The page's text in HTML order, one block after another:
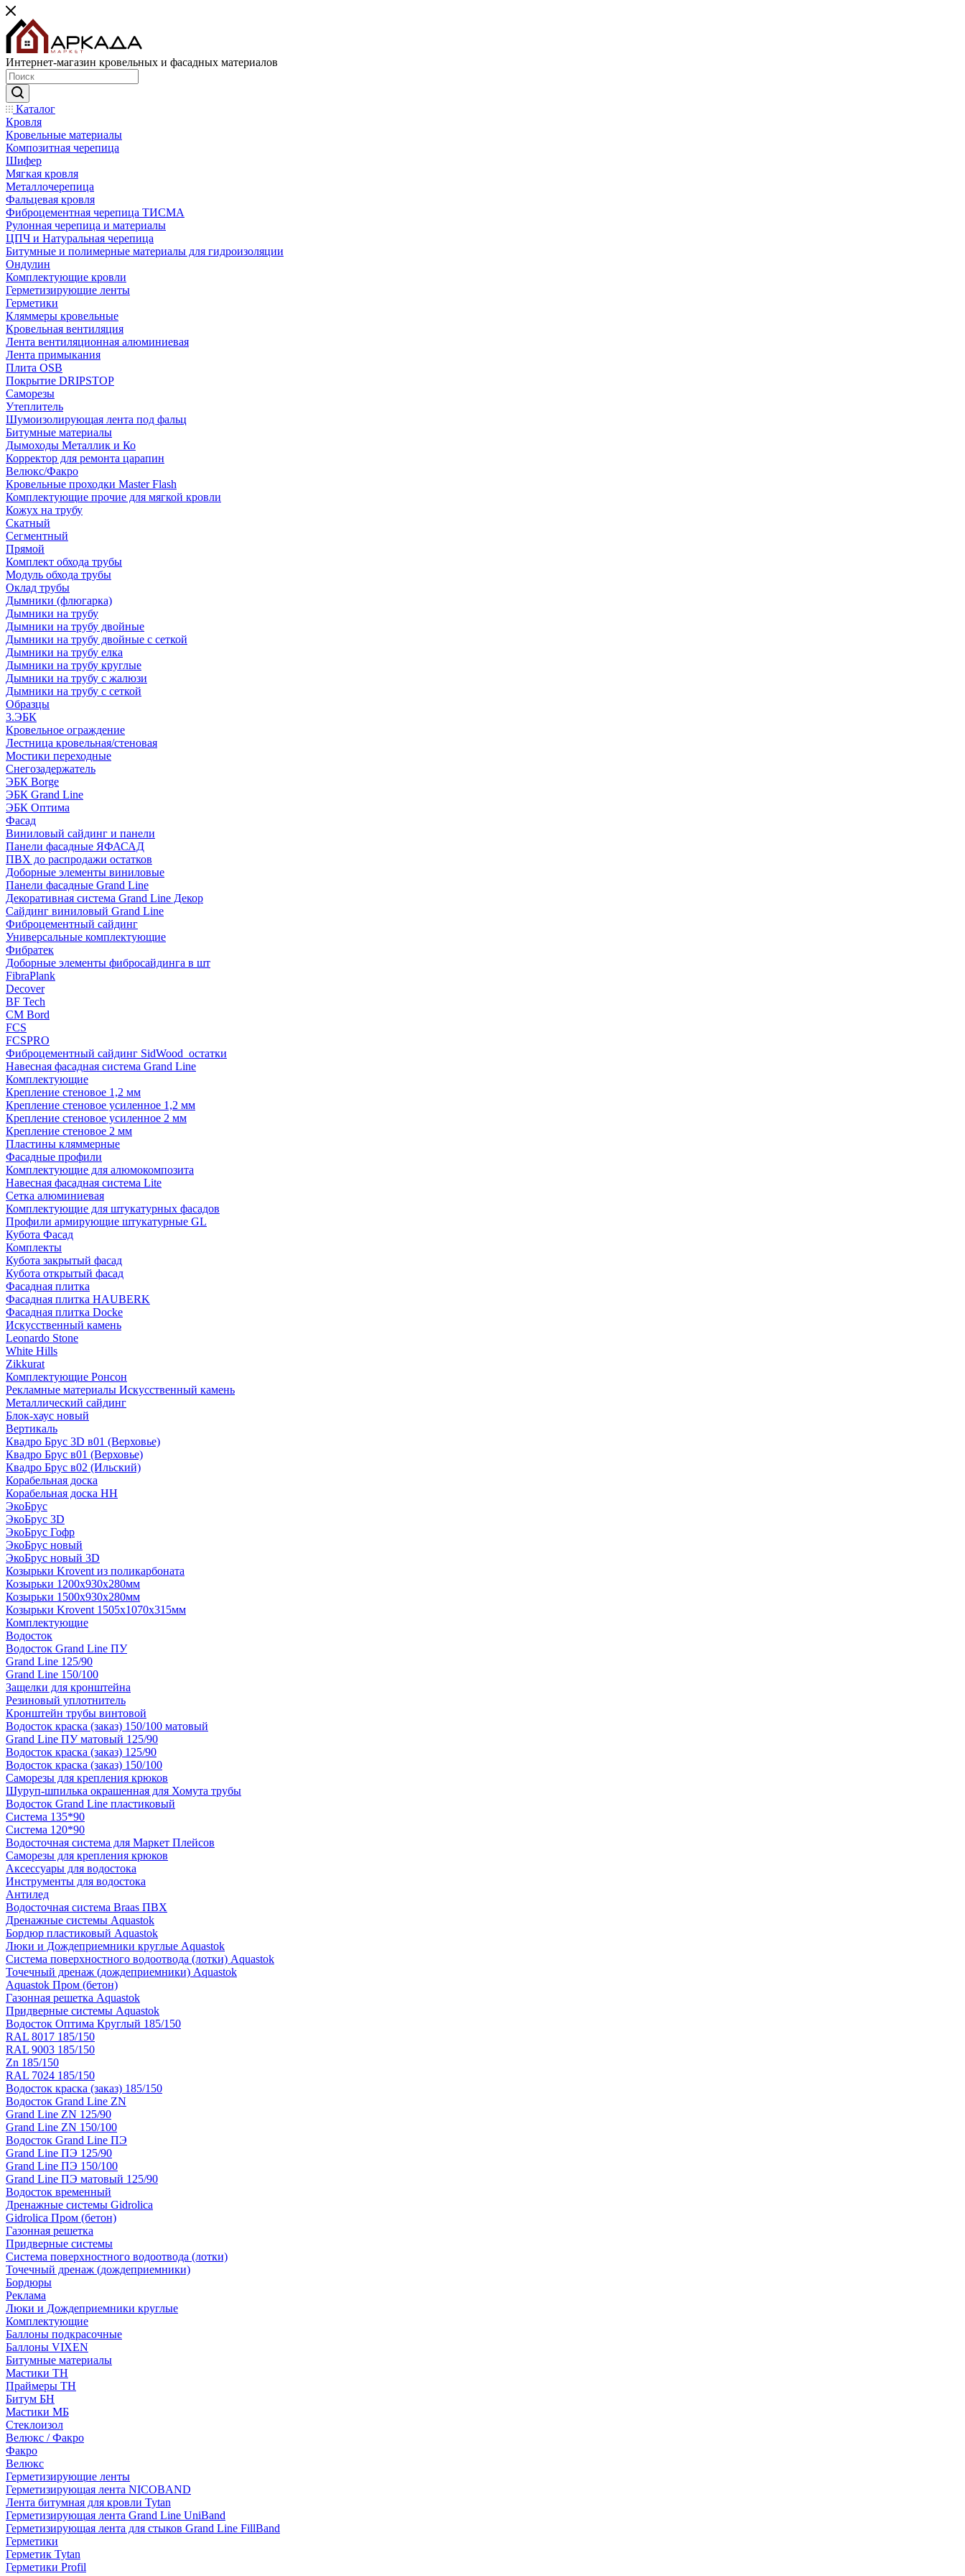
Интернет-магазин кровельных и фасадных материалов
Каталог
Кровля
Кровельные материалы
Композитная черепица
Шифер
Мягкая кровля
Металлочерепица
Фальцевая кровля
Фиброцементная черепица ТИСМА
Рулонная черепица и материалы
ЦПЧ и Натуральная черепица
Битумные и полимерные материалы для гидроизоляции
Ондулин
Комплектующие кровли
Герметизирующие ленты
Герметики
Кляммеры кровельные
Кровельная вентиляция
Лента вентиляционная алюминиевая
Лента примыкания
Плита OSB
Покрытие DRIPSTOP
Саморезы
Утеплитель
Шумоизолирующая лента под фальц
Битумные материалы
Дымоходы Металлик и Ко
Корректор для ремонта царапин
Велюкс/Факро
Кровельные проходки Master Flash
Комплектующие прочие для мягкой кровли
Кожух на трубу
Скатный
Сегментный
Прямой
Комплект обхода трубы
Модуль обхода трубы
Оклад трубы
Дымники (флюгарка)
Дымники на трубу
Дымники на трубу двoйные
Дымники на трубу двoйные с сеткой
Дымники на трубу елка
Дымники на трубу круглые
Дымники на трубу с жалюзи
Дымники на трубу с сеткой
Образцы
3.ЭБК
Кровельное ограждение
Лестница кровельная/стеновая
Мостики переходные
Снегозадержатель
ЭБК Borge
ЭБК Grand Line
ЭБК Оптима
Фасад
Виниловый сайдинг и панели
Панели фасадные ЯФАСАД
ПВХ до распродажи остатков
Доборные элементы виниловые
Панели фасадные Grand Line
Декоративная система Grand Line Декор
Сайдинг виниловый Grand Line
Фиброцементный сайдинг
Универсальные комплектующие
Фибратек
Доборные элементы фибросайдинга в шт
FibraPlank
Decover
BF Tech
CM Bord
FCS
FCSPRO
Фиброцементный сайдинг SidWood_остатки
Навесная фасадная система Grand Line
Комплектующие
Крепление стеновое 1,2 мм
Крепление стеновое усиленное 1,2 мм
Крепление стеновое усиленное 2 мм
Крепление стеновое 2 мм
Пластины кляммерные
Фасадные профили
Комплектующие для алюмокомпозита
Навесная фасадная система Lite
Сетка алюминиевая
Комплектующие для штукатурных фасадов
Профили армирующие штукатурные GL
Кубота Фасад
Комплекты
Кубота закрытый фасад
Кубота открытый фасад
Фасадная плитка
Фасадная плитка HAUBERK
Фасадная плитка Docke
Искусственный камень
Leonardo Stone
White Hills
Zikkurat
Комплектующие Ронсон
Рекламные материалы Искусственный камень
Металлический сайдинг
Блок-хаус новый
Вертикаль
Квадро Брус 3D в01 (Верховье)
Квадро Брус в01 (Верховье)
Квадро Брус в02 (Ильский)
Корабельная доска
Корабельная доска НН
ЭкоБрус
ЭкоБрус 3D
ЭкоБрус Гофр
ЭкоБрус новый
ЭкоБрус новый 3D
Козырьки Krovent из поликарбоната
Козырьки 1200х930х280мм
Козырьки 1500х930х280мм
Козырьки Krovent 1505х1070х315мм
Комплектующие
Водосток
Водосток Grand Line ПУ
Grand Line 125/90
Grand Line 150/100
Защелки для кронштейна
Резиновый уплотнитель
Кронштейн трубы винтовой
Водосток краска (заказ) 150/100 матовый
Grand Line ПУ матовый 125/90
Водосток краска (заказ) 125/90
Водосток краска (заказ) 150/100
Саморезы для крепления крюков
Шуруп-шпилька окрашенная для Хомута трубы
Водосток Grand Line пластиковый
Система 135*90
Система 120*90
Водосточная система для Маркет Плейсов
Саморезы для крепления крюков
Аксессуары для водостока
Инструменты для водостока
Антилед
Водосточная система Braas ПВХ
Дренажные системы Aquastok
Бордюр пластиковый Aquastok
Люки и Дождеприемники круглые Aquastok
Система поверхностного водоотвода (лотки) Aquastok
Точечный дренаж (дождеприемники) Aquastok
Aquastok Пром (бетон)
Газонная решетка Aquastok
Придверные системы Aquastok
Водосток Оптима Круглый 185/150
RAL 8017 185/150
RAL 9003 185/150
Zn 185/150
RAL 7024 185/150
Водосток краска (заказ) 185/150
Водосток Grand Line ZN
Grand Line ZN 125/90
Grand Line ZN 150/100
Водосток Grand Line ПЭ
Grand Line ПЭ 125/90
Grand Line ПЭ 150/100
Grand Line ПЭ матовый 125/90
Водосток временный
Дренажные системы Gidrolica
Gidrolica Пром (бетон)
Газонная решетка
Придверные системы
Система поверхностного водоотвода (лотки)
Точечный дренаж (дождеприемники)
Бордюры
Рекламa
Люки и Дождеприемники круглые
Комплектующие
Баллоны подкрасочные
Баллоны VIXEN
Битумные материалы
Мастики ТН
Праймеры ТН
Битум БН
Мастики МБ
Стеклоизол
Велюкс / Факро
Факро
Велюкс
Герметизирующие ленты
Герметизирующая лента NICOBAND
Лента битумная для кровли Tytan
Герметизирующая лента Grand Line UniBand
Герметизирующая лента для стыков Grand Line FillBand
Герметики
Герметик Tytan
Герметики Profil